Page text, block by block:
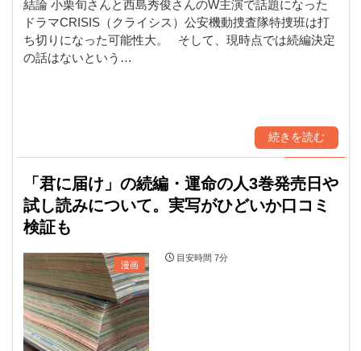
結論 小栗旬さんと西島秀俊さんのW主演で話題になった
ドラマCRISIS（クライシス）公安機動捜査隊特捜班は打
ち切りになった可能性大。 そして、現時点では続編決定
の話はないという…
続きを読む
「君に届け」の続編・運命の人3巻発売日や
試し読みについて。実写がひどいか口コミ
検証も
漫画
目安時間 7分